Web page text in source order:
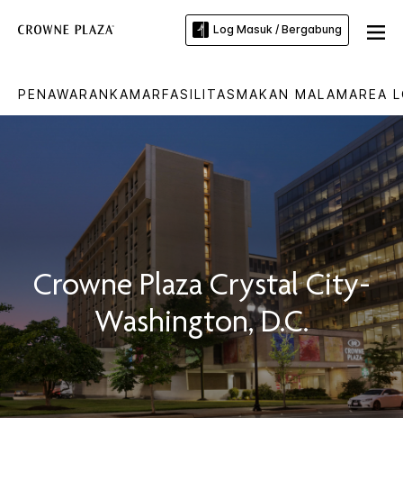
Log Masuk / Bergabung
PENAWARANKAMARFASILITASMAKAN MALAMAREA
Crowne Plaza Crystal City-
Washington, D.C.